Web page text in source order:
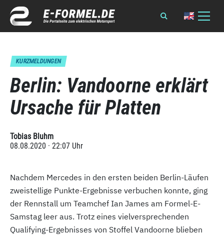
KURZMELDUNGEN
Berlin: Vandoorne erklärt
Ursache für Platten
Tobias Bluhm
08.08.2020 · 22:07 Uhr
Nachdem Mercedes in den ersten beiden Berlin-Läufen
zweistellige Punkte-Ergebnisse verbuchen konnte, ging
der Rennstall um Teamchef Ian James am Formel-E-
Samstag leer aus. Trotz eines vielversprechenden
Qualifying-Ergebnisses von Stoffel Vandoorne blieben